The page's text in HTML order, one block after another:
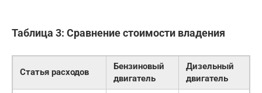
Таблица 3: Сравнение стоимости владения
Статья расходов
Бензиновый
двигатель
Дизельный
двигатель